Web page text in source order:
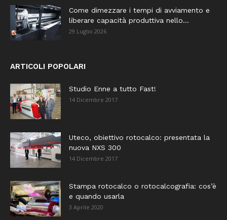
Come dimezzare i tempi di avviamento e
liberare capacità produttiva nello...
29 Luglio 2026
ARTICOLI POPOLARI
Studio Enne a tutto Fast!
14 Dicembre 2017
Uteco, obiettivo rotocalco: presentata la
nuova NXS 300
14 Dicembre 2017
Stampa rotocalco o rotocalcografia: cos’è
e quando usarla
3 Aprile 2020